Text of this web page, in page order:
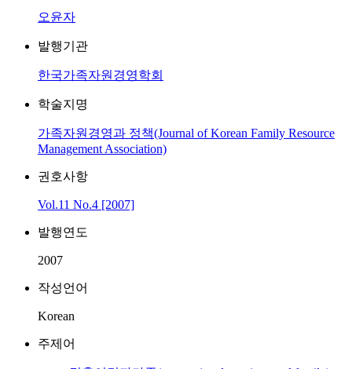
오윤자
발행기관
한국가족자원경영학회
학술지명
가족자원경영과 정책(Journal of Korean Family Resource
Management Association)
권호사항
Vol.11 No.4 [2007]
발행연도
2007
작성언어
Korean
주제어